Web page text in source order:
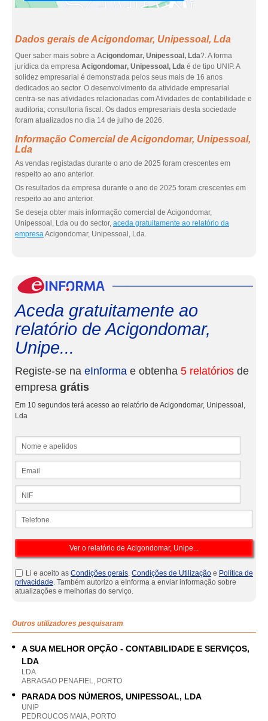
Dados gerais de Acigondomar, Unipessoal, Lda
Quer saber mais sobre a Acigondomar, Unipessoal, Lda?. A forma
jurídica da empresa Acigondomar, Unipessoal, Lda é de tipo UNIP. A
solidez empresarial é demonstrada pelos seus mais de 16 anos
dedicados ao sector. O desenvolvimento da atividade empresarial
centra-se nas atividades relacionadas com Atividades de contabilidade e
auditoria; consultoria fiscal. Os dados empresariais desta sociedade
foram atualizados no dia 14 de julho de 2026.
Informação Comercial de Acigondomar, Unipessoal,
Lda
As vendas registadas durante o ano de 2025 foram crescentes em
respeito ao ano anterior.
Os resultados da empresa durante o ano de 2025 foram crescentes em
respeito ao ano anterior.
Se deseja obter mais informação comercial de Acigondomar,
Unipessoal, Lda ou do sector, aceda gratuitamente ao relatório da
empresaAcigondomar, Unipessoal, Lda.
Aceda gratuitamente ao
relatório de Acigondomar,
Unipe...
Registe-se na eInforma e obtenha 5 relatórios de
empresa grátis
Em 10 segundos terá acesso ao relatório de Acigondomar, Unipessoal,
Lda
Li e aceito as Condições gerais, Condições de Utilização e Política de
privacidade. Também autorizo a eInforma a enviar informação sobre
atualizações e melhorias do serviço.
Outros utilizadores pesquisaram
A SUA MELHOR OPÇÃO - CONTABILIDADE E SERVIÇOS,
LDA
LDA
ABRAGAO PENAFIEL, PORTO
PARADA DOS NÚMEROS, UNIPESSOAL, LDA
UNIP
PEDROUCOS MAIA, PORTO